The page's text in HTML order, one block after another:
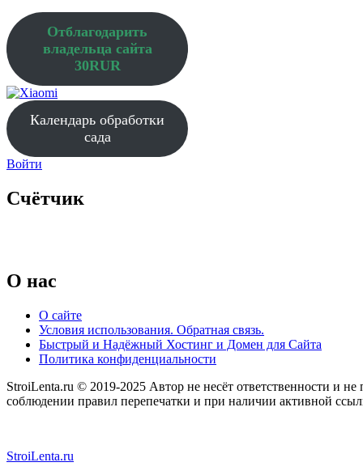
Отблагодарить
владельца сайта
30RUR
Календарь обработки
сада
Войти
Счётчик
O нас
О сайте
Условия использования. Обратная связь.
Быстрый и Надёжный Хостинг и Домен для Сайта
Политика конфиденциальности
StroiLenta.ru © 2019-2025 Автор не несёт ответственности и
соблюдении правил перепечатки и при наличии активной
StroiLenta.ru